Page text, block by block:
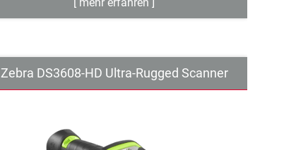
Zebra DS3608-HD Ultra-Rugged Scanner